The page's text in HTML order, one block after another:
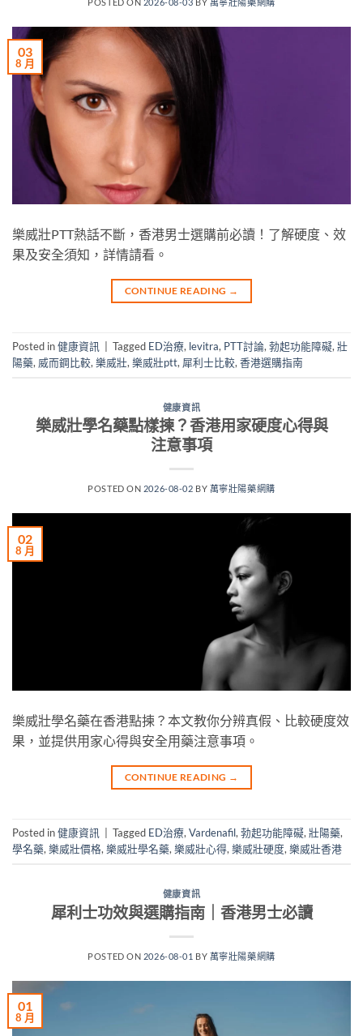
03
8 月
樂威壯PTT熱話不斷，香港男士選購前必讀！了解硬度、效
果及安全須知，詳情請看。
CONTINUE READING →
Posted in健康資訊 Tagged ED治療, levitra, PTT討論, 勃起功能障礙, 壯
陽藥, 威而鋼比較, 樂威壯, 樂威壯ptt, 犀利士比較, 香港選購指南
健康資訊
樂威壯學名藥點樣揀？香港用家硬度心得與
注意事項
POSTED ON 2026-08-02 BY 萬寧壯陽藥網購
02
8 月
樂威壯學名藥在香港點揀？本文教你分辨真假、比較硬度效
果，並提供用家心得與安全用藥注意事項。
CONTINUE READING →
Posted in健康資訊 Tagged ED治療,Vardenafil,勃起功能障礙,壯陽藥,
學名藥,樂威壯價格,樂威壯學名藥,樂威壯心得,樂威壯硬度,樂威壯香港
健康資訊
犀利士功效與選購指南｜香港男士必讀
POSTED ON 2026-08-01 BY 萬寧壯陽藥網購
01
8 月